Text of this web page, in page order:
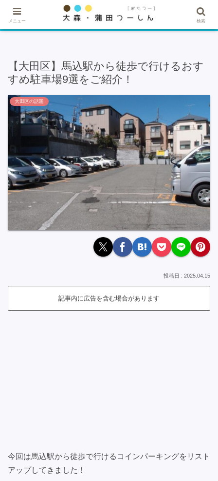
★記事・広告掲載希望はこちら★
【大田区】馬込駅から徒歩で行けるおす
すめ駐車場9選をご紹介！
大田区の話題
2025.04.15
記事内に広告を含む場合があります
今回は馬込駅から徒歩で行けるコインパーキングをリスト
アップしてきました！
メニュー 検索